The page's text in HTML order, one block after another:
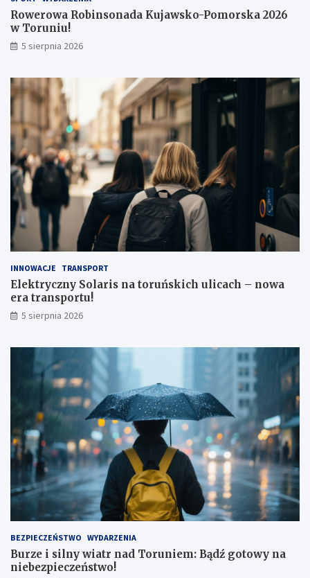
a
w
s
k
-
P
m
o
r
s
k
a
2
0
2
6
w
T
o
r
u
n
r
u
ń
s
i
c
u
l
i
c
a
c
h
–
n
o
w
a
e
r
a
t
o
u
!
Rowerowa Robinsonada Kujawsko-Pomorska 2026
w Toruniu!
5 sierpnia 2026
INNOWACJE TRANSPORT
Elektryczny Solaris na toruńskich ulicach – nowa
era transportu!
5 sierpnia 2026
BEZPIECZEŃSTWO WYDARZENIA
Burze i silny wiatr nad Toruniem: Bądź gotowy na
niebezpieczeństwo!